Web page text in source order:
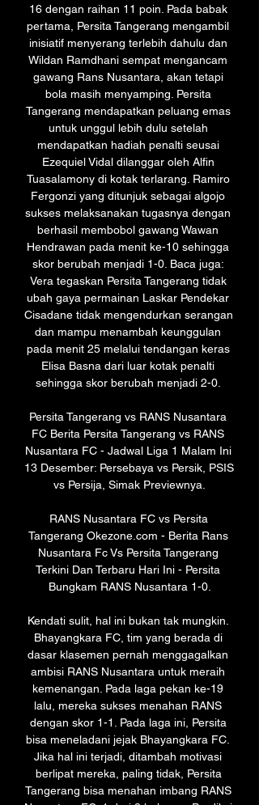
16 dengan raihan 11 poin. Pada babak
pertama, Persita Tangerang mengambil
inisiatif menyerang terlebih dahulu dan
Wildan Ramdhani sempat mengancam
gawang Rans Nusantara, akan tetapi
bola masih menyamping. Persita
Tangerang mendapatkan peluang emas
untuk unggul lebih dulu setelah
mendapatkan hadiah penalti seusai
Ezequiel Vidal dilanggar oleh Alfin
Tuasalamony di kotak terlarang. Ramiro
Fergonzi yang ditunjuk sebagai algojo
sukses melaksanakan tugasnya dengan
berhasil membobol gawang Wawan
Hendrawan pada menit ke-10 sehingga
skor berubah menjadi 1-0. Baca juga:
Vera tegaskan Persita Tangerang tidak
ubah gaya permainan Laskar Pendekar
Cisadane tidak mengendurkan serangan
dan mampu menambah keunggulan
pada menit 25 melalui tendangan keras
Elisa Basna dari luar kotak penalti
sehingga skor berubah menjadi 2-0.
Persita Tangerang vs RANS Nusantara
FC Berita Persita Tangerang vs RANS
Nusantara FC - Jadwal Liga 1 Malam Ini
13 Desember: Persebaya vs Persik, PSIS
vs Persija, Simak Previewnya.
RANS Nusantara FC vs Persita
Tangerang Okezone.com - Berita Rans
Nusantara Fc Vs Persita Tangerang
Terkini Dan Terbaru Hari Ini - Persita
Bungkam RANS Nusantara 1-0.
Kendati sulit, hal ini bukan tak mungkin.
Bhayangkara FC, tim yang berada di
dasar klasemen pernah menggagalkan
ambisi RANS Nusantara untuk meraih
kemenangan. Pada laga pekan ke-19
lalu, mereka sukses menahan RANS
dengan skor 1-1. Pada laga ini, Persita
bisa meneladani jejak Bhayangkara FC.
Jika hal ini terjadi, ditambah motivasi
berlipat mereka, paling tidak, Persita
Tangerang bisa menahan imbang RANS